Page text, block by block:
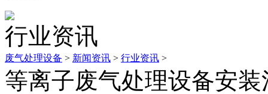
行业资讯
废气处理设备 > 新闻资讯 > 行业资讯 >
等离子废气处理设备安